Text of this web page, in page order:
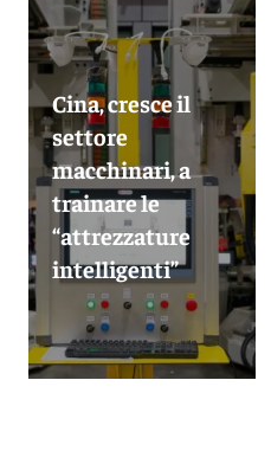
Cina, cresce il
settore
macchinari, a
trainare le
“attrezzature
intelligenti”